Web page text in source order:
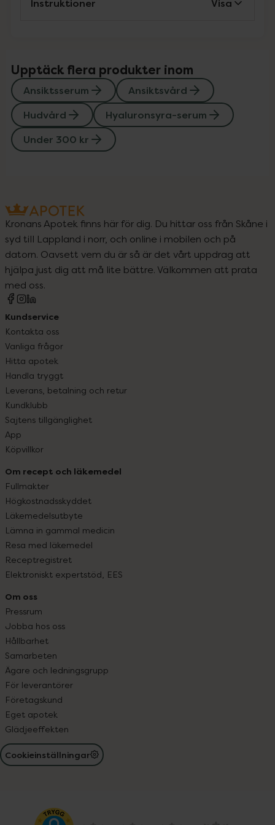
Instruktioner Visa
Upptäck flera produkter inom
Ansiktsserum
Ansiktsvård
Hudvård
Hyaluronsyra-serum
Under 300 kr
Kronans Apotek finns här för dig. Du hittar oss från Skåne i
syd till Lappland i norr, och online i mobilen och på
datorn. Oavsett vem du är så är det vårt uppdrag att
hjälpa just dig att må lite bättre. Välkommen att prata
med oss.
Kundservice
Kontakta oss
Vanliga frågor
Hitta apotek
Handla tryggt
Leverans, betalning och retur
Kundklubb
Sajtens tillgänglighet
App
Köpvillkor
Om recept och läkemedel
Fullmakter
Högkostnadsskyddet
Läkemedelsutbyte
Lämna in gammal medicin
Resa med läkemedel
Receptregistret
Elektroniskt expertstöd, EES
Om oss
Pressrum
Jobba hos oss
Hållbarhet
Samarbeten
Ägare och ledningsgrupp
För leverantörer
Företagskund
Eget apotek
Glädjeeffekten
Cookieinställningar